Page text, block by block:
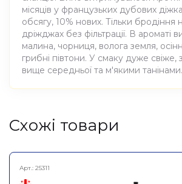
місяців у французьких дубових
обсягу, 10% нових. Тільки бродіння
дріжджах без фільтрації. В ароматі
малина, чорниця, волога земля,
грибні півтони. У смаку дуже свіже,
вище середньої та м'якими танінами.
Атрибути
Cхожі товари
Арт.: 25311